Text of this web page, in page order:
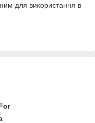
для використання в